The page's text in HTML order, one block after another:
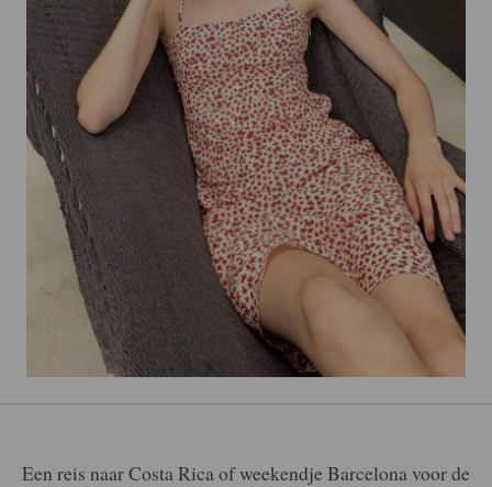
Een reis naar Costa Rica of weekendje Barcelona voor de